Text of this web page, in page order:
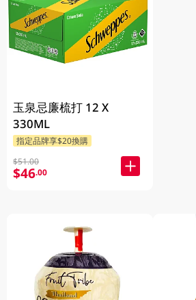
玉泉忌廉梳打 12 X
330ML
指定品牌享$20換購
$51.00
$46.00